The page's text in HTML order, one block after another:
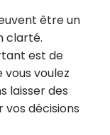
être un
clarté.
est de
vous voulez
laisser des
décisions